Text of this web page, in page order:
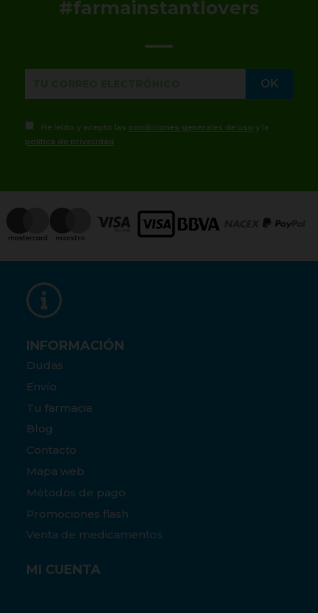
#farmainstantlovers
He leído y acepto las condiciones generales de uso y la
política de privacidad
INFORMACIÓN
Dudas
Envío
Tu farmacia
Blog
Contacto
Mapa web
Métodos de pago
Promociones flash
Venta de medicamentos
MI CUENTA